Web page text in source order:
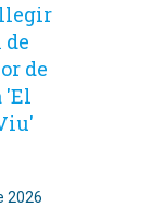
llegir
de
'El
2026